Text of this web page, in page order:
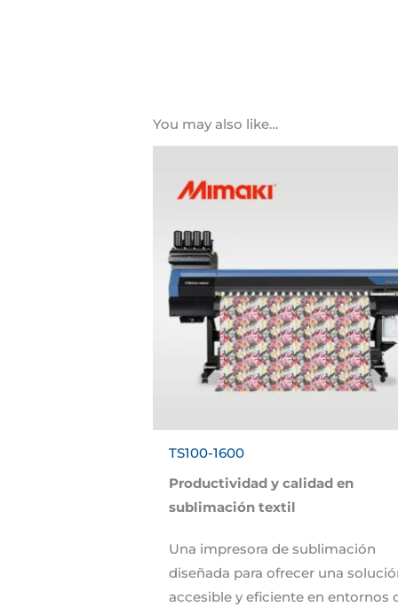
You may also like…
TS100-1600
Productividad y calidad en
sublimación textil
Una impresora de sublimación
diseñada para ofrecer una
accesible y eficiente en entornos